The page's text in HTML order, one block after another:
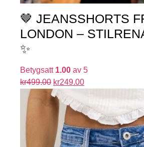
🤎 JEANSSHORTS
LONDON –
✨
Betygsatt 1.00 av 5
kr499.00 kr249.00